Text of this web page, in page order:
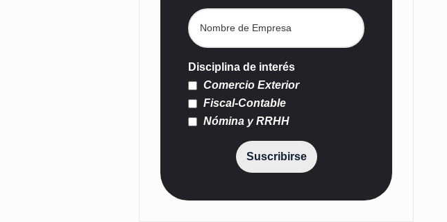
Disciplina de interés
Comercio Exterior
Fiscal-Contable
Nómina y RRHH
Suscribirse